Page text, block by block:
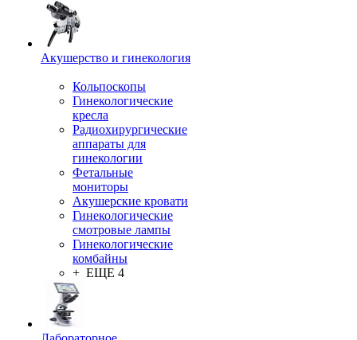
Акушерство и гинекология
Кольпоскопы
Гинекологические
кресла
Радиохирургические
аппараты для
гинекологии
Фетальные
мониторы
Акушерские кровати
Гинекологические
смотровые лампы
Гинекологические
комбайны
+ ЕЩЕ 4